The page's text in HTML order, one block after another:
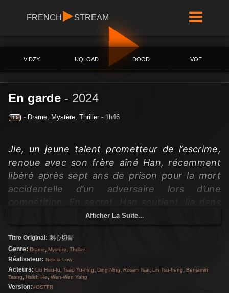
FRENCH STREAM
VIDZY UQLOAD DOOD VOE
En garde - 2024
-15 - Drame, Mystère, Thriller - 1h46
Jie, un jeune talent prometteur de l’escrime,
renoue avec son frère aîné Han, récemment
libéré après sept ans de prison pour la mort
accidentelle d’un adversaire lors d’une
compétition. En secret, Han soutient Jie dans
son entraînement, l’aidant à viser une
une dispute éclate, et Jie commence à douter
de l’innocence de son frère.
Afficher La Suite...
Titre Original: 刺心切骨
Genre: Drame, Mystère, Thriller
Réalisateur: Nelicia Low
Acteurs: Liu Hsiu-fu, Tsao Yu-ning, Ding Ning, Rosen Tsai, Lin Tsu-heng, Benjamin
Tsang, Hsieh I-le, Wen-Wen Yang
Version:VOSTFR